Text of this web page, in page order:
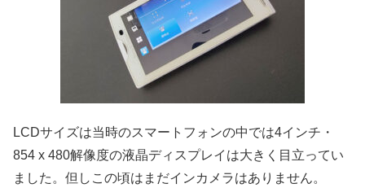
LCDサイズは当時のスマートフォンの中では4インチ・
854 x 480解像度の液晶ディスプレイは大きく目立ってい
ました。但しこの頃はまだインカメラはありません。